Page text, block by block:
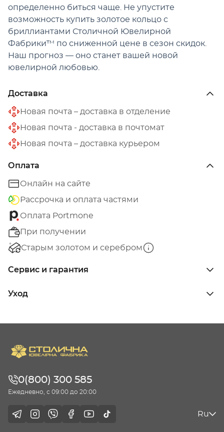
определенно биться чаще. Не упустите
возможность купить золотое кольцо с
бриллиантами Столичной Ювелирной
Фабрики™ по сниженной цене в сезон скидок.
Наш прогноз — оно станет вашей новой
ювелирной любовью.
Доставка
Новая почта – доставка в отделение
Новая почта - доставка в почтомат
Новая почта – доставка курьером
Оплата
Онлайн на сайте
Рассрочка и оплата частями
Оплата Portmone
При получении
Старым золотом и серебром
Сервис и гарантия
Уход
0(800) 300 585
Ежедневно, с 09:00 до 20:00
Ru